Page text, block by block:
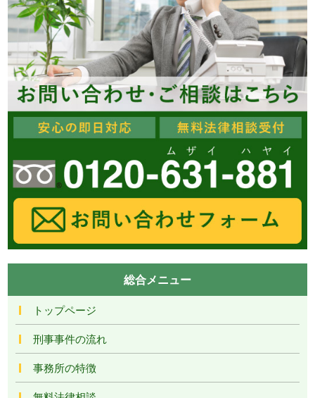
総合メニュー
トップページ
刑事事件の流れ
事務所の特徴